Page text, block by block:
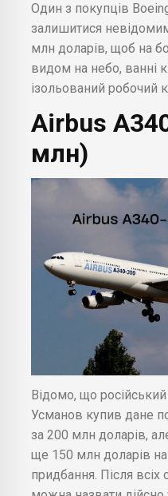
Один з покупців
залишитися
млн доларів, щоб на
видом на небо, ванні
ізольований робочий
Airbus
млн)
Відомо, що
Усманов купив дане
за 200 млн доларів,
ще 150 млн доларів
придбання. Після